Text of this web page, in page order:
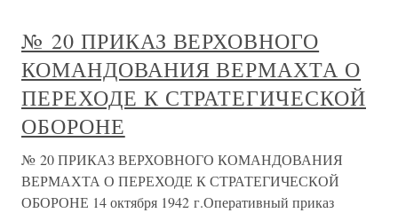
№ 20 ПРИКАЗ ВЕРХОВНОГО
КОМАНДОВАНИЯ ВЕРМАХТА О
ПЕРЕХОДЕ К СТРАТЕГИЧЕСКОЙ
ОБОРОНЕ
№ 20 ПРИКАЗ ВЕРХОВНОГО КОМАНДОВАНИЯ
ВЕРМАХТА О ПЕРЕХОДЕ К СТРАТЕГИЧЕСКОЙ
ОБОРОНЕ 14 октября 1942 г.Оперативный приказ